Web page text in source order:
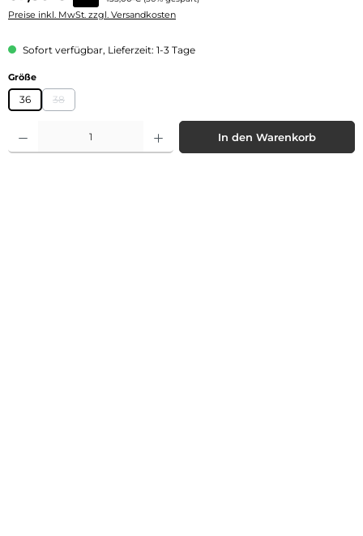
Preise inkl. MwSt. zzgl. Versandkosten
Sofort verfügbar, Lieferzeit: 1-3 Tage
Größeauswählen
36 38
(Diese Option ist zurzeit nicht verfügbar.)
Produkt Anzahl: Gib den gewünschten Wert ein oder benutze die
In den Warenkorb